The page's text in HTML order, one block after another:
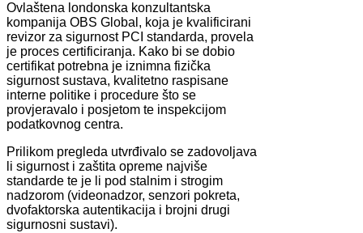
Ovlaštena londonska konzultantska
kompanija OBS Global, koja je kvalificirani
revizor za sigurnost PCI standarda, provela
je proces certificiranja. Kako bi se dobio
certifikat potrebna je iznimna fizička
sigurnost sustava, kvalitetno raspisane
interne politike i procedure što se
provjeravalo i posjetom te inspekcijom
podatkovnog centra.
Prilikom pregleda utvrđivalo se zadovoljava
li sigurnost i zaštita opreme najviše
standarde te je li pod stalnim i strogim
nadzorom (videonadzor, senzori pokreta,
dvofaktorska autentikacija i brojni drugi
sigurnosni sustavi).